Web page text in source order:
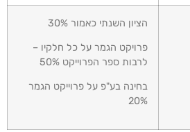
הציון השנתי כאמור 30%
פרויקט הגמר על כל חלקיו –
לרבות ספר הפרוייקט 50%
בחינה בע"פ על פרוייקט הגמר
20%